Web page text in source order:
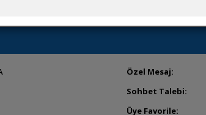
Özel Mesaj:
Sohbet Talebi:
Üye Favorile: